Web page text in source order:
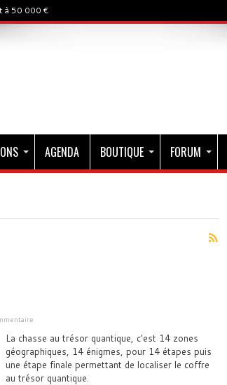
à 50 000 €
AGENDA BOUTIQUE FORUM
La chasse au trésor quantique, c'est 14 zones
géographiques, 14 énigmes, pour 14 étapes puis
une étape finale permettant de localiser le coffre
au trésor quantique.